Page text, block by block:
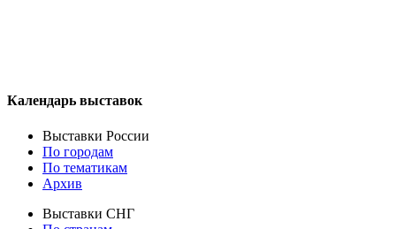
Календарь выставок
Выставки России
По городам
По тематикам
Архив
Выставки СНГ